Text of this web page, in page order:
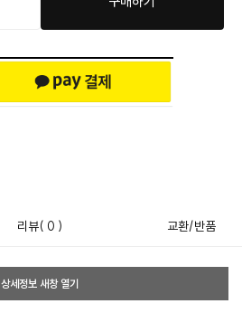
리뷰( 0 ) 교환/반품
상세정보 새창 열기